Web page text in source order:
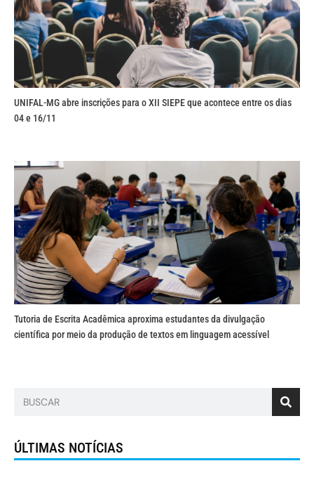
UNIFAL-MG abre inscrições para o XII SIEPE que acontece entre os dias
04 e 16/11
Tutoria de Escrita Acadêmica aproxima estudantes da divulgação
científica por meio da produção de textos em linguagem acessível
ÚLTIMAS NOTÍCIAS